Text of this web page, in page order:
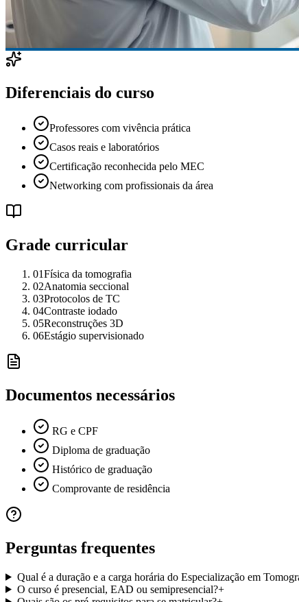
Diferenciais do curso
Professores com vivência prática
Casos reais e laboratórios
Certificação reconhecida pelo MEC
Networking com profissionais da área
Grade curricular
01Física da tomografia
02Anatomia seccional
03Protocolos de TC
04Contraste iodado
05Reconstruções 3D
06Estágio supervisionado
Documentos necessários
RG e CPF
Diploma de graduação
Histórico de graduação
Comprovante de residência
Perguntas frequentes
Qual é a duração e a carga horária do Especialização em
O curso é presencial, EAD ou semipresencial?+